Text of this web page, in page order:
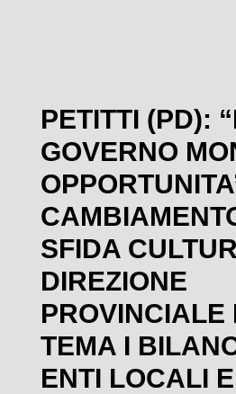
PETITTI (PD):
GOVERNO
SFIDA
DIREZIONE
PROVINCIALE
TEMA I
ENTI LOCALI